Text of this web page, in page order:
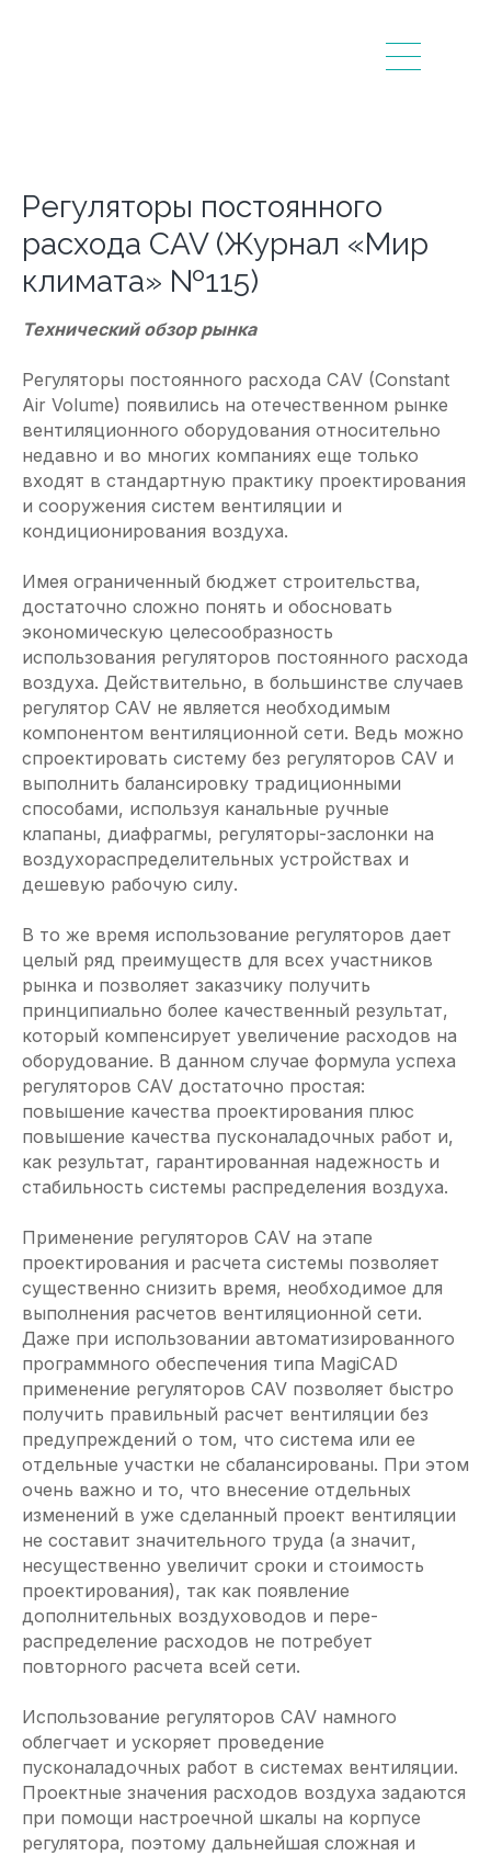
Регуляторы постоянного
расхода CAV (Журнал «Мир
климата» №115)
Технический обзор рынка
Регуляторы постоянного расхода CAV (Constant
Air Volume) появились на отечественном рынке
вентиляционного оборудования относительно
недавно и во многих компаниях еще только
входят в стандартную практику проектирования
и сооружения систем вентиляции и
кондиционирования воздуха.
Имея ограниченный бюджет строительства,
достаточно сложно понять и обосновать
экономическую целесообразность
использования регуляторов постоянного расхода
воздуха. Действительно, в большинстве случаев
регулятор CAV не является необходимым
компонентом вентиляционной сети. Ведь можно
спроектировать систему без регуляторов CAV и
выполнить балансировку традиционными
способами, используя канальные ручные
клапаны, диафрагмы, регуляторы-­заслонки на
воздухораспределительных устройствах и
дешевую рабочую силу.
В то же время использование регуляторов дает
целый ряд преимуществ для всех участников
рынка и позволяет заказчику получить
принципиально более качественный результат,
который компенсирует увеличение расходов на
оборудование. В данном случае формула успеха
регуляторов CAV достаточно простая:
повышение качества проектирования плюс
повышение качества пусконаладочных работ и,
как результат, гарантированная надежность и
стабильность системы распределения воздуха.
Применение регуляторов CAV на этапе
проектирования и расчета системы позволяет
существенно снизить время, необходимое для
выполнения расчетов вентиляционной сети.
Даже при использовании автоматизированного
программного обеспечения типа MagiCAD
применение регуляторов CAV позволяет быстро
получить правильный расчет вентиляции без
предупреждений о том, что система или ее
отдельные участки не сбалансированы. При этом
очень важно и то, что внесение отдельных
изменений в уже сделанный проект вентиляции
не составит значительного труда (а значит,
несущественно увеличит сроки и стоимость
проектирования), так как появление
дополнительных воздуховодов и пере­
распределение расходов не потребует
повторного расчета всей сети.
Использование регуляторов CAV намного
облегчает и ускоряет проведение
пусконаладочных работ в системах вентиляции.
Проектные значения расходов воздуха задаются
при помощи настроечной шкалы на корпусе
регулятора, поэтому дальнейшая сложная и